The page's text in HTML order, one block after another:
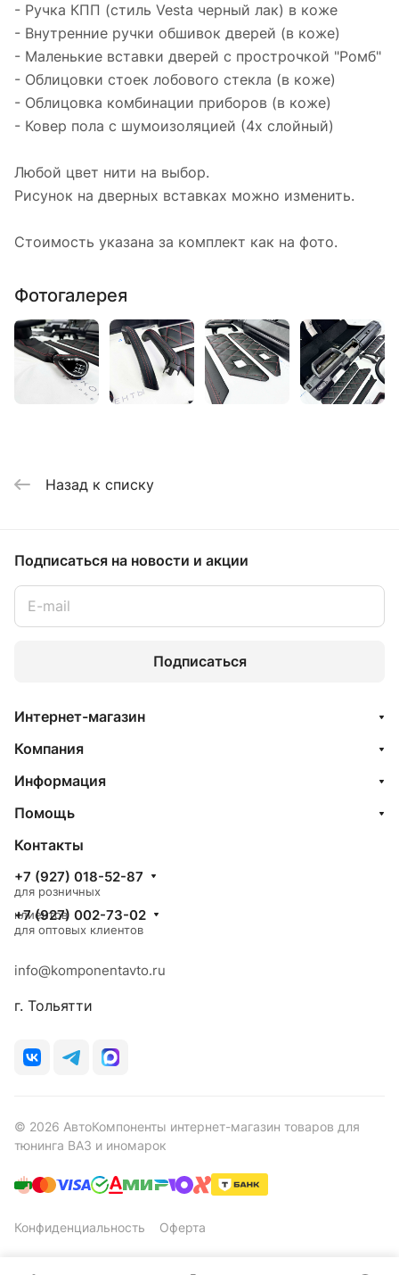
- Ручка КПП (стиль Vesta черный лак) в коже
- Внутренние ручки обшивок дверей (в коже)
- Маленькие вставки дверей с прострочкой "Ромб"
- Облицовки стоек лобового стекла (в коже)
- Облицовка комбинации приборов (в коже)
- Ковер пола с шумоизоляцией (4х слойный)
Любой цвет нити на выбор.
Рисунок на дверных вставках можно изменить.
Стоимость указана за комплект как на фото.
Фотогалерея
Назад к списку
Подписаться на новости и акции
Подписаться
Интернет-магазин
Компания
Информация
Помощь
Контакты
+7 (927) 018-52-87
для розничных
клиентов
+7 (927) 002-73-02
для оптовых клиентов
info@komponentavto.ru
г. Тольятти
© 2026 АвтоКомпоненты интернет-магазин товаров для
тюнинга ВАЗ и иномарок
Конфиденциальность Оферта